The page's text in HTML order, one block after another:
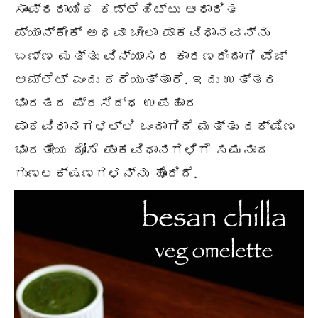
ಸಾಂಪ್ರದಾಯಿಕ ಕಡ್ಲೆಹಿಟ್ಟು ಆಧಾರಿತ
ಪ್ಯಾನ್ಕೇಕ್ ಅಥವಾ ಚೀಲಾ ಪಾಕವಿಧಾನವನ್ನು
ಬಣ್ಣ ಮತ್ತು ವಿನ್ಯಾಸದ ಕಾರಣದಿಂದಾಗಿ ವೆಜ್
ಆಮ್ಲೆಟ್ ಎಂದು ಕರೆಯುತ್ತಾರೆ. ಇದು ಉತ್ತರ
ಭಾರತದ ಪ್ರಸಿದ್ಧ ಉಪಹಾರ
ಪಾಕವಿಧಾನಗಳಲ್ಲಿ ಒಂದಾಗಿದೆ ಮತ್ತು ದಕ್ಷಿಣ
ಭಾರತೀಯ ದೋಸೆ ಪಾಕವಿಧಾನಗಳಿಗೆ ಸಮನಾದ
ಗುಣಲಕ್ಷಣಗಳನ್ನು ಹೊಂದಿದೆ.